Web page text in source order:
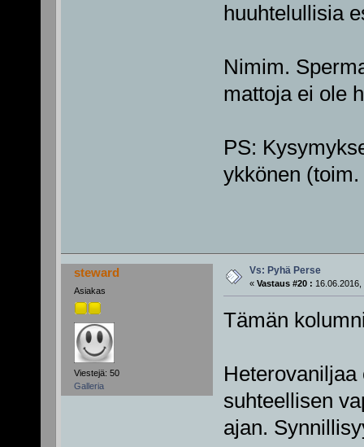
huuhtelullisia
Nimim.
mattoja ei ole
PS:
ykkönen
steward
Asiakas
Viestejä: 50
Galleria
Vs: Pyhä Perse
« Vastaus #20 : 16.06.2016,
Tämän
suhteellisen
ajan.